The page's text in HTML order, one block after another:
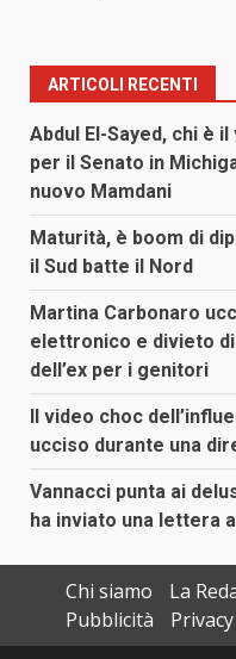
ARTICOLI RECENTI
Abdul El-Sayed, chi è
per il Senato in
nuovo Mamdani
Maturità, è boom di
il Sud batte il Nord
Martina Carbonaro
elettronico e divieto
dell’ex per i genitori
Il video choc
ucciso durante una
Vannacci punta ai
ha inviato una lettera
Chi siamo
La
Pubblicità